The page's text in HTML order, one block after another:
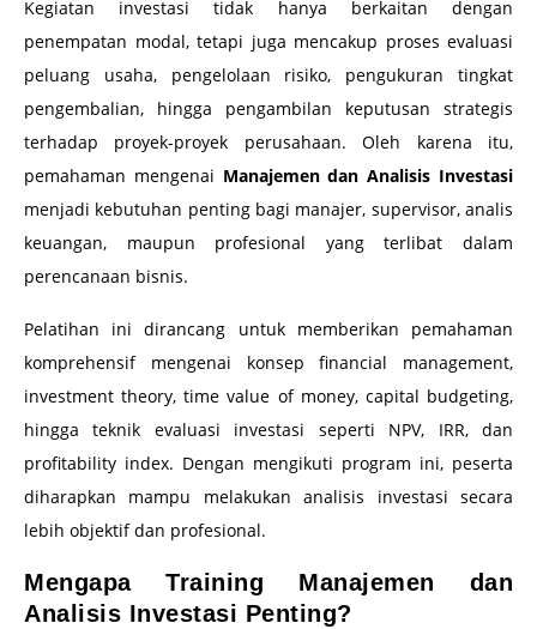
Kegiatan investasi tidak hanya berkaitan dengan
penempatan modal, tetapi juga mencakup proses evaluasi
peluang usaha, pengelolaan risiko, pengukuran tingkat
pengembalian, hingga pengambilan keputusan strategis
terhadap proyek-proyek perusahaan. Oleh karena itu,
pemahaman mengenai Manajemen dan Analisis Investasi
menjadi kebutuhan penting bagi manajer, supervisor, analis
keuangan, maupun profesional yang terlibat dalam
perencanaan bisnis.
Pelatihan ini dirancang untuk memberikan pemahaman
komprehensif mengenai konsep financial management,
investment theory, time value of money, capital budgeting,
hingga teknik evaluasi investasi seperti NPV, IRR, dan
profitability index. Dengan mengikuti program ini, peserta
diharapkan mampu melakukan analisis investasi secara
lebih objektif dan profesional.
Mengapa Training Manajemen dan
Analisis Investasi Penting?